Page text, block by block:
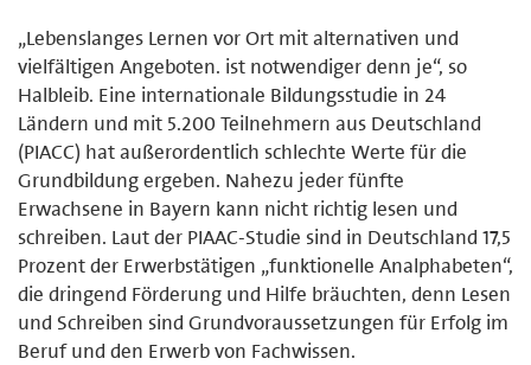
„Lebenslanges Lernen vor Ort mit alternativen und
vielfältigen Angeboten. ist notwendiger denn je“, so
Halbleib. Eine internationale Bildungsstudie in 24
Ländern und mit 5.200 Teilnehmern aus Deutschland
(PIACC) hat außerordentlich schlechte Werte für die
Grundbildung ergeben. Nahezu jeder fünfte
Erwachsene in Bayern kann nicht richtig lesen und
schreiben. Laut der PIAAC-Studie sind in Deutschland 17,5
Prozent der Erwerbstätigen „funktionelle Analphabeten“,
die dringend Förderung und Hilfe bräuchten, denn Lesen
und Schreiben sind Grundvoraussetzungen für Erfolg im
Beruf und den Erwerb von Fachwissen.